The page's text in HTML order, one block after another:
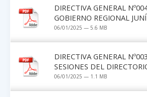
DIRECTIVA GENERAL
GOBIERNO REGIONAL
06/01/2025 — 5.6 MB
DIRECTIVA GENERAL
SESIONES DEL
06/01/2025 — 1.1 MB